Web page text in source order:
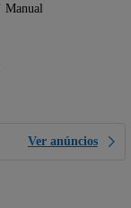
Manual
Ver anúncios